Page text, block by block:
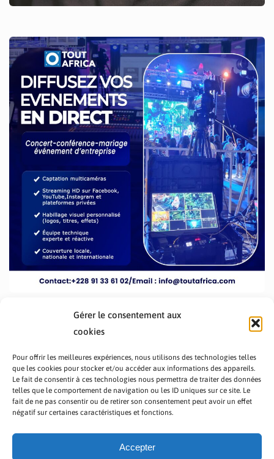
Gérer le consentement aux
cookies
Pour offrir les meilleures expériences, nous utilisons des technologies telles
que les cookies pour stocker et/ou accéder aux informations des appareils.
Le fait de consentir à ces technologies nous permettra de traiter des données
telles que le comportement de navigation ou les ID uniques sur ce site. Le
fait de ne pas consentir ou de retirer son consentement peut avoir un effet
négatif sur certaines caractéristiques et fonctions.
Accepter
PRÉSENTATION TOUTAFRICA
A PROPOS